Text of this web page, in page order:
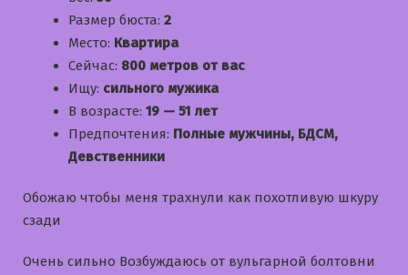
Размер бюста: 2
Место: Квартира
Сейчас: 800 метров от вас
Ищу: сильного мужика
В возрасте: 19 — 51 лет
Предпочтения: Полные мужчины, БДСМ,
Девственники
Обожаю чтобы меня трахнули как похотливую шкуру
сзади
Очень сильно Возбуждаюсь от вульгарной болтовни